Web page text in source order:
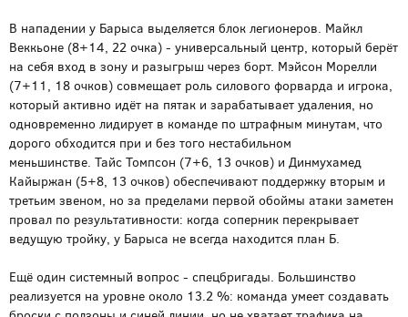
В нападении у Барыса выделяется блок легионеров. Майкл
Веккьоне (8+14, 22 очка) - универсальный центр, который берёт
на себя вход в зону и разыгрыш через борт. Мэйсон Морелли
(7+11, 18 очков) совмещает роль силового форварда и игрока,
который активно идёт на пятак и зарабатывает удаления, но
одновременно лидирует в команде по штрафным минутам, что
дорого обходится при и без того нестабильном
меньшинстве. Тайс Томпсон (7+6, 13 очков) и Динмухамед
Кайыржан (5+8, 13 очков) обеспечивают поддержку вторым и
третьим звеном, но за пределами первой обоймы атаки заметен
провал по результативности: когда соперник перекрывает
ведущую тройку, у Барыса не всегда находится план Б.
Ещё один системный вопрос - спецбригады. Большинство
реализуется на уровне около 13.2 %: команда умеет создавать